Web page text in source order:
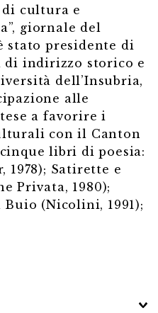
cultura e
giornale del
stato presidente di
di indirizzo storico e
dell’Insubria,
alle
a favorire i
con il Canton
libri di poesia:
1978); Satirette e
Privata, 1980);
Buio (Nicolini, 1991);